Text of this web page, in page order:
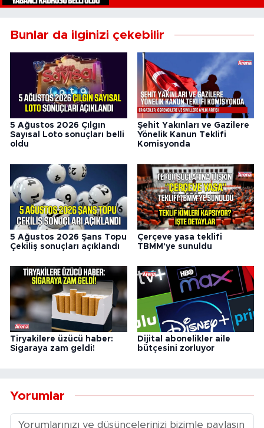
Bunlar da ilginizi çekebilir
5 Ağustos 2026 Çılgın
Sayısal Loto sonuçları belli
oldu
Şehit Yakınları ve Gazilere
Yönelik Kanun Teklifi
Komisyonda
5 Ağustos 2026 Şans Topu
Çekiliş sonuçları açıklandı
Çerçeve yasa teklifi
TBMM'ye sunuldu
Tiryakilere üzücü haber:
Sigaraya zam geldi!
Dijital abonelikler aile
bütçesini zorluyor
Yorumlar